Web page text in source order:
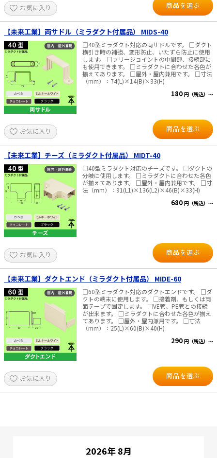
お気に入り 商品を選ぶ
【未来工業】両サドル（ミラダクト付属品） MIDS-40
□40型ミラダクト対応の両サドルです。 □ダクト
横引き時の補強、変形防止、いたずら防止に使用
します。 □フリージョイントの中間部、接続部に
も使用できます。 □ミラダクトに合わせた各色が
揃えてあります。 □屋外・屋内兼用です。 □寸法
（mm）：74(L)×14(B)×33(H)
180 円（税込）～
お気に入り 商品を選ぶ
【未来工業】チーズ（ミラダクト付属品） MIDT-40
□40型ミラダクト対応のチーズです。 □ダクトの
分岐に使用します。 □ミラダクトに合わせた各色
が揃えてあります。 □屋外・屋内兼用です。 □寸
法（mm）：91(L1)×136(L2)×46(B)×33(H)
680 円（税込）～
お気に入り 商品を選ぶ
【未来工業】ダクトエンド（ミラダクト付属品） MIDE-60
□60型ミラダクト対応のダクトエンドです。 □ダ
クトの端末に使用します。 □接着剤、もしくは両
面テープで固定します。 □VE管、PE管との接続
が出来ます。 □ミラダクトに合わせた各色が揃え
てあります。 □屋外・屋内兼用です。 □寸法
（mm）：25(L)×60(B)×40(H)
290 円（税込）～
お気に入り 商品を選ぶ
2026年 8月